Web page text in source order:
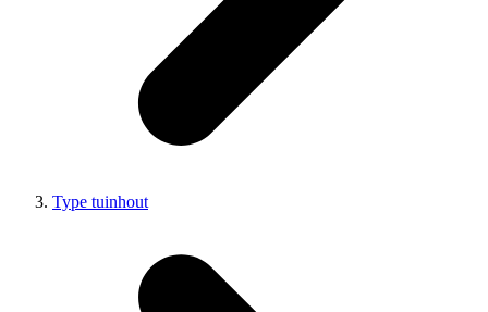
Type tuinhout